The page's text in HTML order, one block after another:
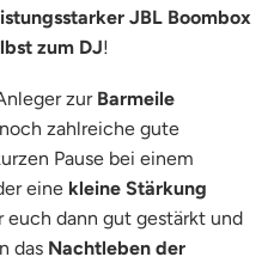
JBL Boombox
zum DJ!
zur Barmeile
zahlreiche gute
Pause bei einem
eine kleine Stärkung
euch dann gut gestärkt und
das Nachtleben der